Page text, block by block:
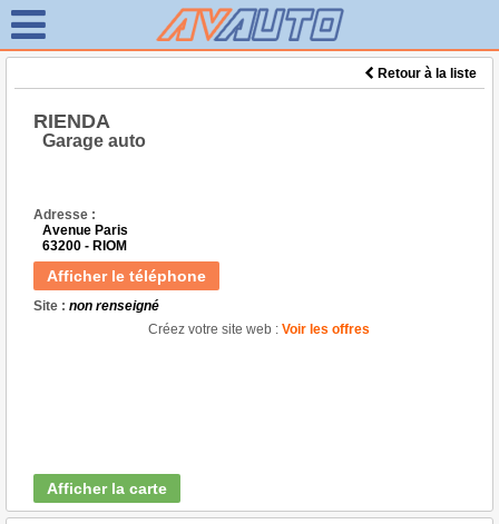
Retour à la liste
RIENDA
Garage auto
Adresse :
Avenue Paris
63200 - RIOM
Afficher le téléphone
Site : non renseigné
Créez votre site web : Voir les offres
Afficher la carte